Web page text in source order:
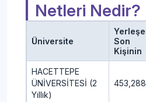
Netleri Nedir?
Üniversite
Son
Kişinin
HACETTEPE
ÜNİVERSİTESİ (2
Yıllık)
453,288